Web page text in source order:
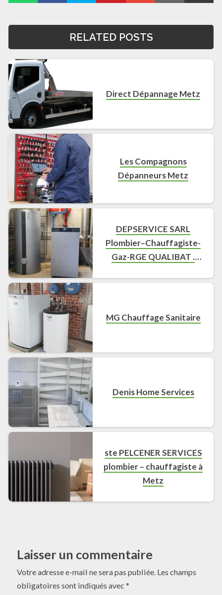
RELATED POSTS
Direct Dépannage Metz
Les Compagnons
Dépanneurs Metz
DEPSERVICE SARL
Plombier–Chauffagiste-
Gaz-RGE QUALIBAT .
MG Chauffage Sanitaire
Denis Home Services
ste PELCENER SERVICES
plombier – chauffagiste à
Metz
Laisser un commentaire
Votre adresse e-mail ne sera pas publiée. Les champs
obligatoires sont indiqués avec *